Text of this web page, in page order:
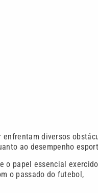
diversos
ao desempenho
o papel essencial
o passado do futebol,